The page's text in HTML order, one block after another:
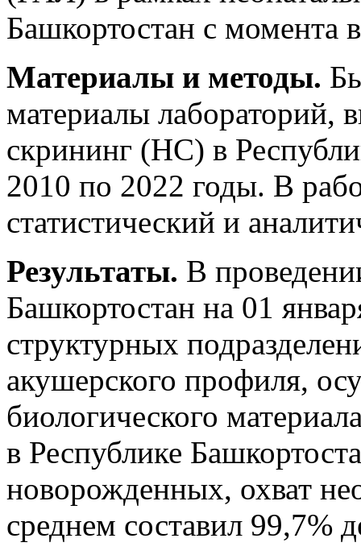
Башкортостан с момента
Материалы и методы.
материалы лабораторий,
скрининг (НС) в
2010 по 2022 годы. В
статистический и
Результаты. В
Башкортостан на 01
структурных
акушерского профиля,
биологического
в Республике
новорожденных, охват
среднем составил 99,7%